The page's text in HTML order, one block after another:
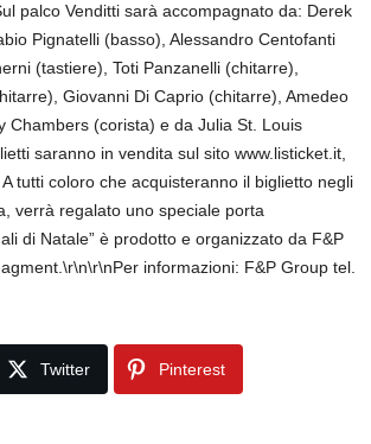
palco Venditti sarà accompagnato da: Derek
Pignatelli (basso), Alessandro Centofanti
(tastiere), Toti Panzanelli (chitarre),
Giovanni Di Caprio (chitarre), Amedeo
Chambers (corista) e da Julia St. Louis
saranno in vendita sul sito www.listicket.it,
tutti coloro che acquisteranno il biglietto negli
verrà regalato uno speciale porta
di Natale” è prodotto e organizzato da F&P
informazioni: F&P Group tel.
Twitter Pinterest